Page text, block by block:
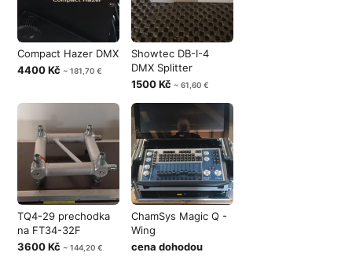
Compact Hazer DMX
4400 Kč ~ 181,70 €
Showtec DB-I-4
DMX Splitter
1500 Kč ~ 61,60 €
TQ4-29 prechodka
na FT34-32F
3600 Kč ~ 144,20 €
ChamSys Magic Q -
Wing
cena dohodou